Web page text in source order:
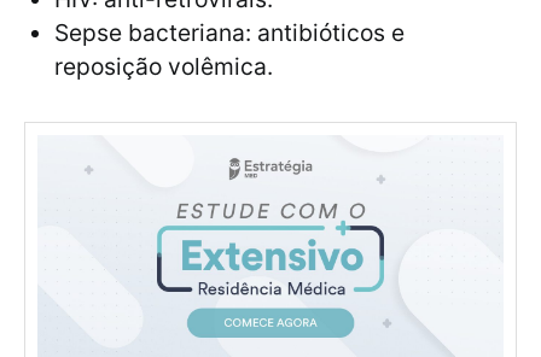
Sepse bacteriana: antibióticos e
reposição volêmica.